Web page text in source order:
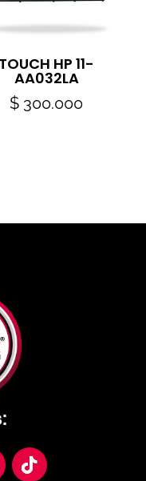
TOUCH HP 11-
AA032LA
$ 300.000